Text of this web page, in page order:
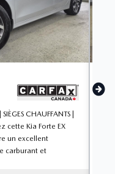
CHAUFFANTS |
cette Kia Forte EX
un excellent
carburant et